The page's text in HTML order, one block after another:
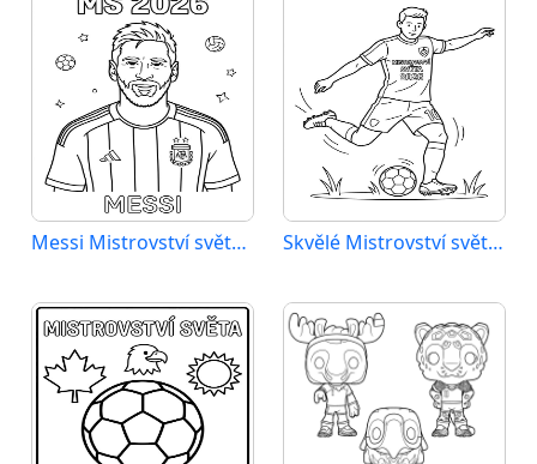
Messi Mistrovství světa 2026 Skvělé Mistrovství světa 2026